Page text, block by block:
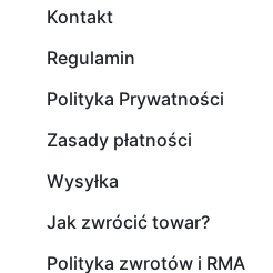
Kontakt
Regulamin
Polityka Prywatności
Zasady płatności
Wysyłka
Jak zwrócić towar?
Polityka zwrotów i RMA